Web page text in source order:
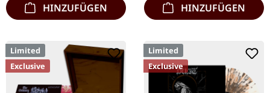
HINZUFÜGEN HINZUFÜGEN
Limited
Exclusive
Limited
Exclusive